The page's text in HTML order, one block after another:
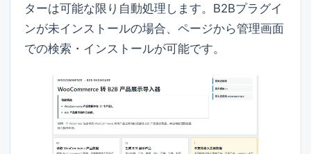
ターは可能な限り自動処理します。B2Bプラグイ
ンが未インストールの場合、ページから管理画面
での検索・インストールが可能です。